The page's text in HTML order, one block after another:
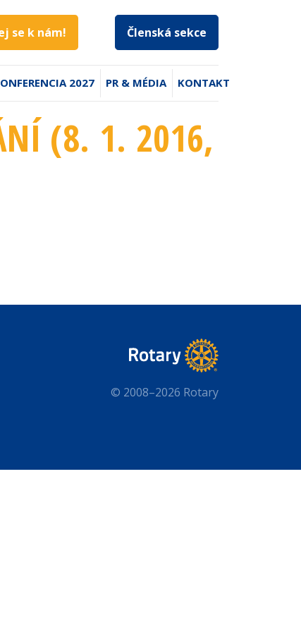
se k nám! Členská sekce
2027 PR & MÉDIA KONTAKT
(8. 1. 2016,
© 2008–2026 Rotary